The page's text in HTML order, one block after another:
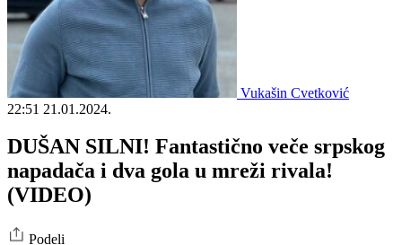
Vukašin Cvetković
22:51 21.01.2024.
DUŠAN SILNI! Fantastično veče srpskog
napadača i dva gola u mreži rivala!
(VIDEO)
Podeli